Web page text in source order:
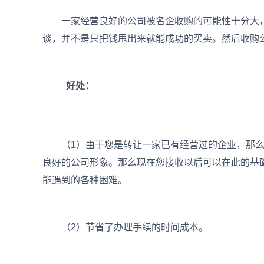
一家经营良好的公司被名企收购的可能性十分大
谈，并不是只把钱甩出来就能成功的买卖。然后收
好处：
（1）由于您是转让一家已有经营过的企业，那
良好的公司形象。那么现在您接收以后可以在此的
能遇到的各种困难。
（2）节省了办理手续的时间成本。